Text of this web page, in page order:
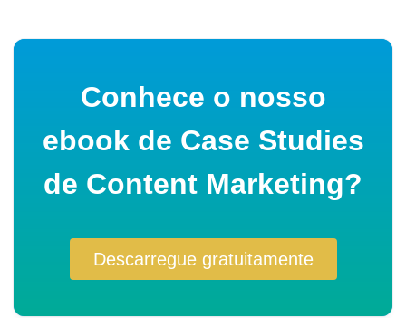
Conhece o nosso
ebook de Case Studies
de Content Marketing?
Descarregue gratuitamente